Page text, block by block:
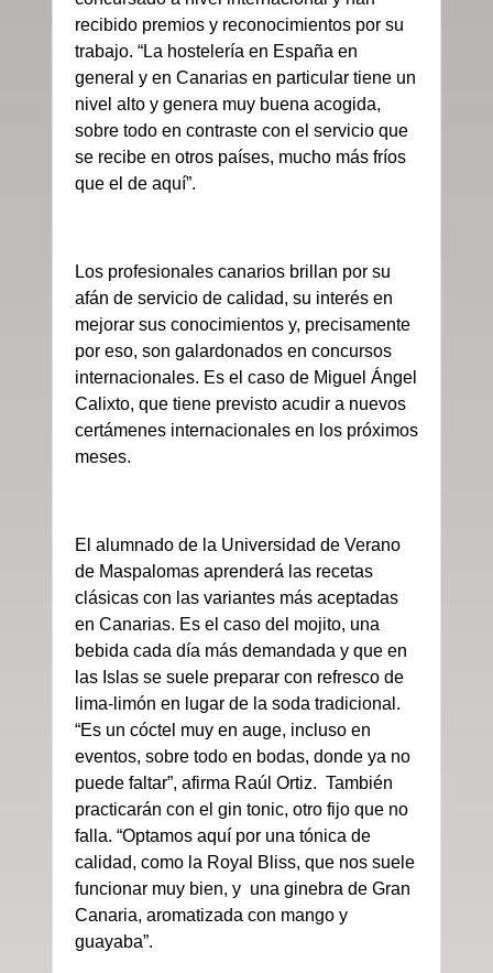
recibido premios y reconocimientos por su
trabajo. “La hostelería en España en
general y en Canarias en particular tiene un
nivel alto y genera muy buena acogida,
sobre todo en contraste con el servicio que
se recibe en otros países, mucho más fríos
que el de aquí”.
Los profesionales canarios brillan por su
afán de servicio de calidad, su interés en
mejorar sus conocimientos y, precisamente
por eso, son galardonados en concursos
internacionales. Es el caso de Miguel Ángel
Calixto, que tiene previsto acudir a nuevos
certámenes internacionales en los próximos
meses.
El alumnado de la Universidad de Verano
de Maspalomas aprenderá las recetas
clásicas con las variantes más aceptadas
en Canarias. Es el caso del mojito, una
bebida cada día más demandada y que en
las Islas se suele preparar con refresco de
lima-limón en lugar de la soda tradicional.
“Es un cóctel muy en auge, incluso en
eventos, sobre todo en bodas, donde ya no
puede faltar”, afirma Raúl Ortiz. También
practicarán con el gin tonic, otro fijo que no
falla. “Optamos aquí por una tónica de
calidad, como la Royal Bliss, que nos suele
funcionar muy bien, y una ginebra de Gran
Canaria, aromatizada con mango y
guayaba”.